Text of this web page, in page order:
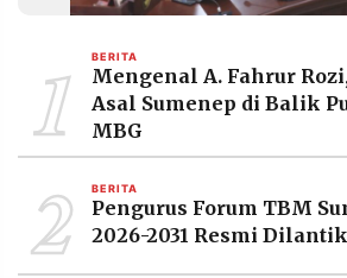
1 BERITA
Mengenal A. Fahrur
Asal Sumenep di Balik
MBG
2 BERITA
Pengurus Forum TBM
2026-2031 Resmi Dilantik